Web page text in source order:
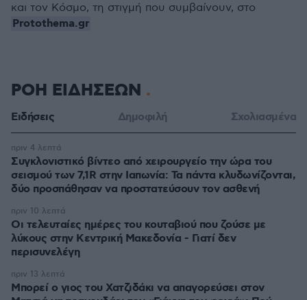
και τον Κόσμο, τη στιγμή που συμβαίνουν, στο
Protothema.gr
ΡΟΗ ΕΙΔΗΣΕΩΝ
Ειδήσεις Δημοφιλή Σχολιασμένα
Συγκλονιστικό βίντεο από χειρουργείο την ώρα του
σεισμού των 7,1R στην Ιαπωνία: Τα πάντα κλυδωνίζονται,
δύο προσπάθησαν να προστατεύσουν τον ασθενή
πριν 4 λεπτά
Οι τελευταίες ημέρες του κουταβιού που ζούσε με
λύκους στην Κεντρική Μακεδονία - Γιατί δεν
περισυνελέγη
πριν 10 λεπτά
Μπορεί ο γιος του Χατζιδάκι να απαγορεύσει στον
πριν 13 λεπτά